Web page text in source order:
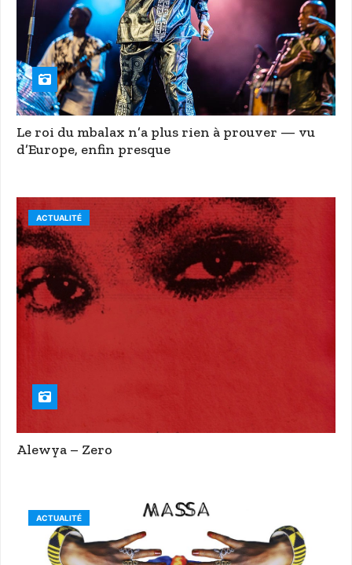
Le roi du mbalax n’a plus rien à prouver — vu
d’Europe, enfin presque
ACTUALITÉ
Alewya – Zero
ACTUALITÉ